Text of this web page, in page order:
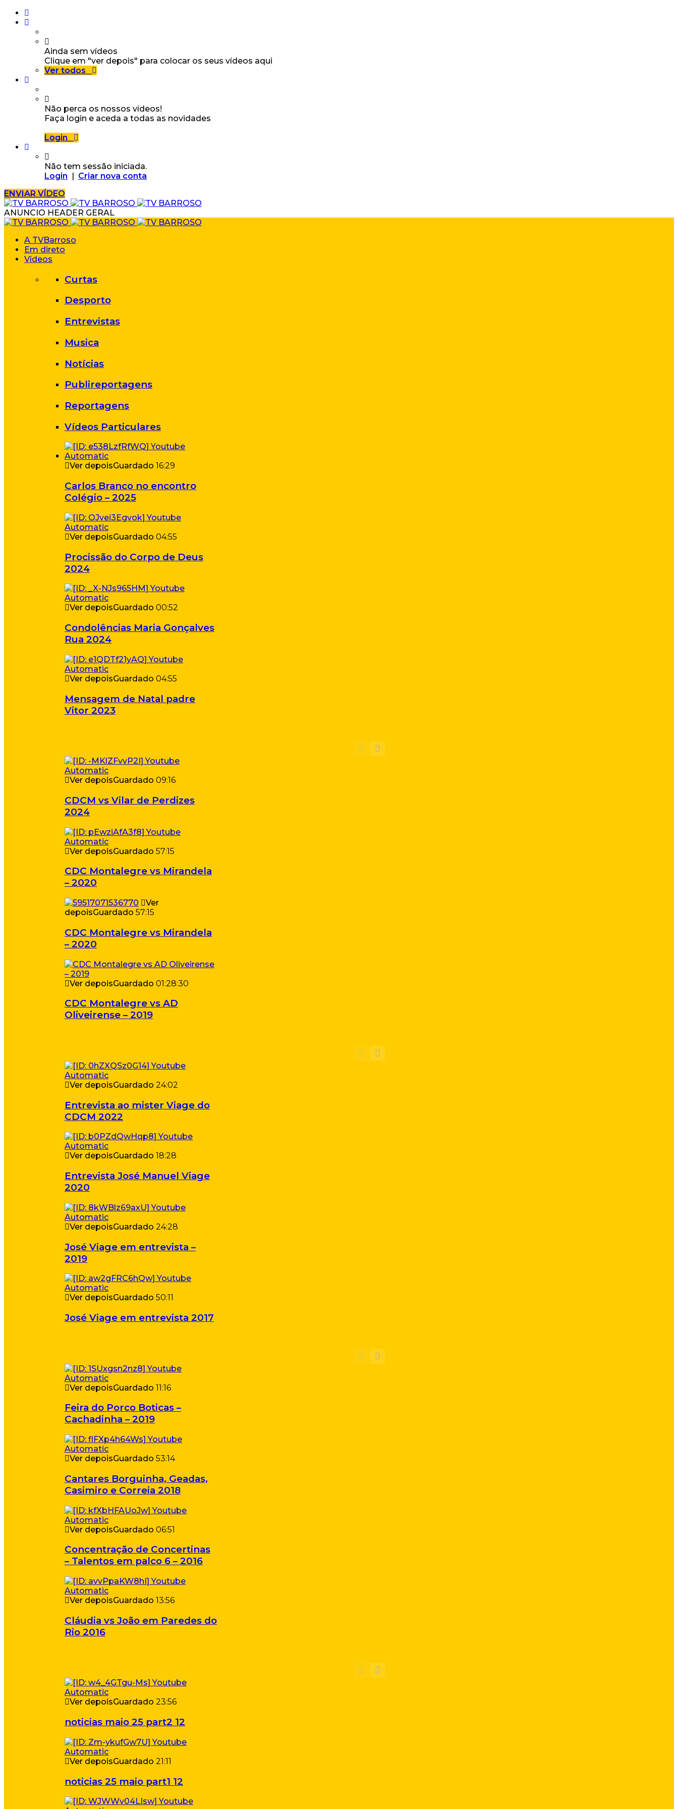
Ainda sem vídeos
Clique em "ver depois" para colocar os seus vídeos aqui
Ver todos
Não perca os nossos vídeos!
Faça login e aceda a todas as novidades
Login
Não tem sessão iniciada.
Login | Criar nova conta
ENVIAR VÍDEO
ANUNCIO HEADER GERAL
A TVBarroso
Em direto
Vídeos
Curtas
Desporto
Entrevistas
Musica
Notícias
Publireportagens
Reportagens
Vídeos Particulares
Ver depoisGuardado 16:29
Carlos Branco no encontro
Colégio – 2025
Ver depoisGuardado 04:55
Procissão do Corpo de Deus
2024
Ver depoisGuardado 00:52
Condolências Maria Gonçalves
Rua 2024
Ver depoisGuardado 04:55
Mensagem de Natal padre
Vitor 2023
Ver depoisGuardado 09:16
CDCM vs Vilar de Perdizes
2024
Ver depoisGuardado 57:15
CDC Montalegre vs Mirandela
– 2020
Ver
depoisGuardado 57:15
CDC Montalegre vs Mirandela
– 2020
Ver depoisGuardado 01:28:30
CDC Montalegre vs AD
Oliveirense – 2019
Ver depoisGuardado 24:02
Entrevista ao mister Viage do
CDCM 2022
Ver depoisGuardado 18:28
Entrevista José Manuel Viage
2020
Ver depoisGuardado 24:28
José Viage em entrevista –
2019
Ver depoisGuardado 50:11
José Viage em entrevista 2017
Ver depoisGuardado 11:16
Feira do Porco Boticas –
Cachadinha – 2019
Ver depoisGuardado 53:14
Cantares Borguinha, Geadas,
Casimiro e Correia 2018
Ver depoisGuardado 06:51
Concentração de Concertinas
– Talentos em palco 6 – 2016
Ver depoisGuardado 13:56
Cláudia vs João em Paredes do
Rio 2016
Ver depoisGuardado 23:56
noticias maio 25 part2 12
Ver depoisGuardado 21:11
noticias 25 maio part1 12